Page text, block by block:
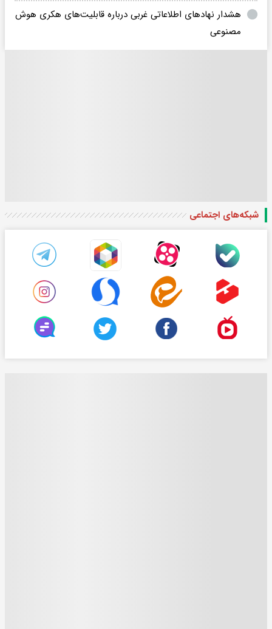
هشدار نهادهای اطلاعاتی غربی درباره قابلیت‌های هکری هوش
مصنوعی
شبکه‌های اجتماعی